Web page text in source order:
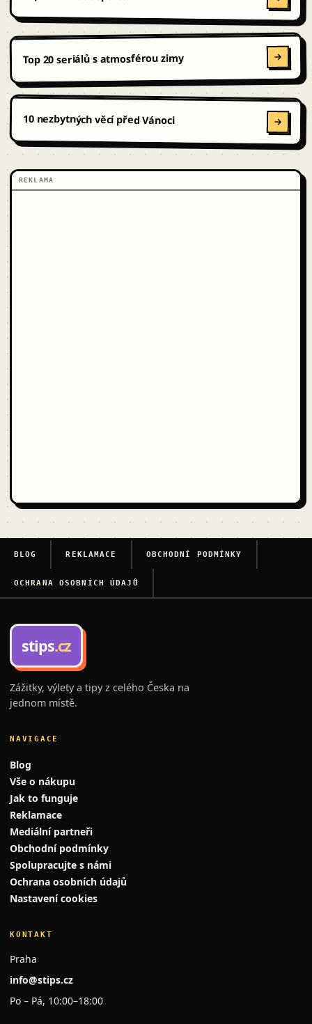
Top 20 seriálů s atmosférou zimy
10 nezbytných věcí před Vánoci
REKLAMA
BLOG REKLAMACE OBCHODNÍ PODMÍNKY
OCHRANA OSOBNÍCH ÚDAJŮ
stips.cz
Zážitky, výlety a tipy z celého Česka na
jednom místě.
NAVIGACE
Blog
Vše o nákupu
Jak to funguje
Reklamace
Mediální partneři
Obchodní podmínky
Spolupracujte s námi
Ochrana osobních údajů
Nastavení cookies
KONTAKT
Praha
info@stips.cz
Po – Pá, 10:00–18:00